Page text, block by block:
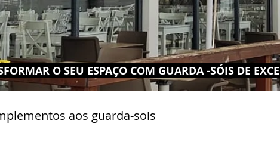
O SEU ESPAÇO COM GUARDA -SÓIS DE
aos guarda-sois